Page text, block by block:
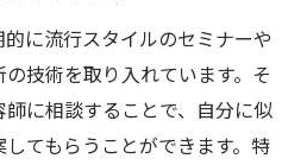
に流行スタイルのセミナーや
技術を取り入れています。そ
に相談することで、自分に似
てもらうことができます。特